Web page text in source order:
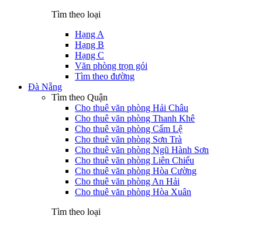
Tìm theo loại
Hạng A
Hạng B
Hạng C
Văn phòng trọn gói
Tìm theo đường
Đà Nẵng
Tìm theo Quận
Cho thuê văn phòng Hải Châu
Cho thuê văn phòng Thanh Khê
Cho thuê văn phòng Cẩm Lệ
Cho thuê văn phòng Sơn Trà
Cho thuê văn phòng Ngũ Hành Sơn
Cho thuê văn phòng Liên Chiểu
Cho thuê văn phòng Hòa Cường
Cho thuê văn phòng An Hải
Cho thuê văn phòng Hòa Xuân
Tìm theo loại